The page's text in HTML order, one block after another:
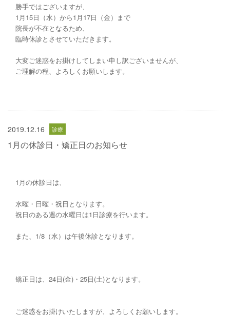
勝手ではございますが、
1月15日（水）から1月17日（金）まで
院長が不在となるため、
臨時休診とさせていただきます。
大変ご迷惑をお掛けしてしまい申し訳ございませんが、
ご理解の程、よろしくお願いします。
2019.12.16
1月の休診日・矯正日のお知らせ
1月の休診日は、
水曜・日曜・祝日となります。
祝日のある週の水曜日は1日診療を行います。
また、1/8（水）は午後休診となります。
矯正日は、24日(金)・25日(土)となります。
ご迷惑をお掛けいたしますが、よろしくお願いします。